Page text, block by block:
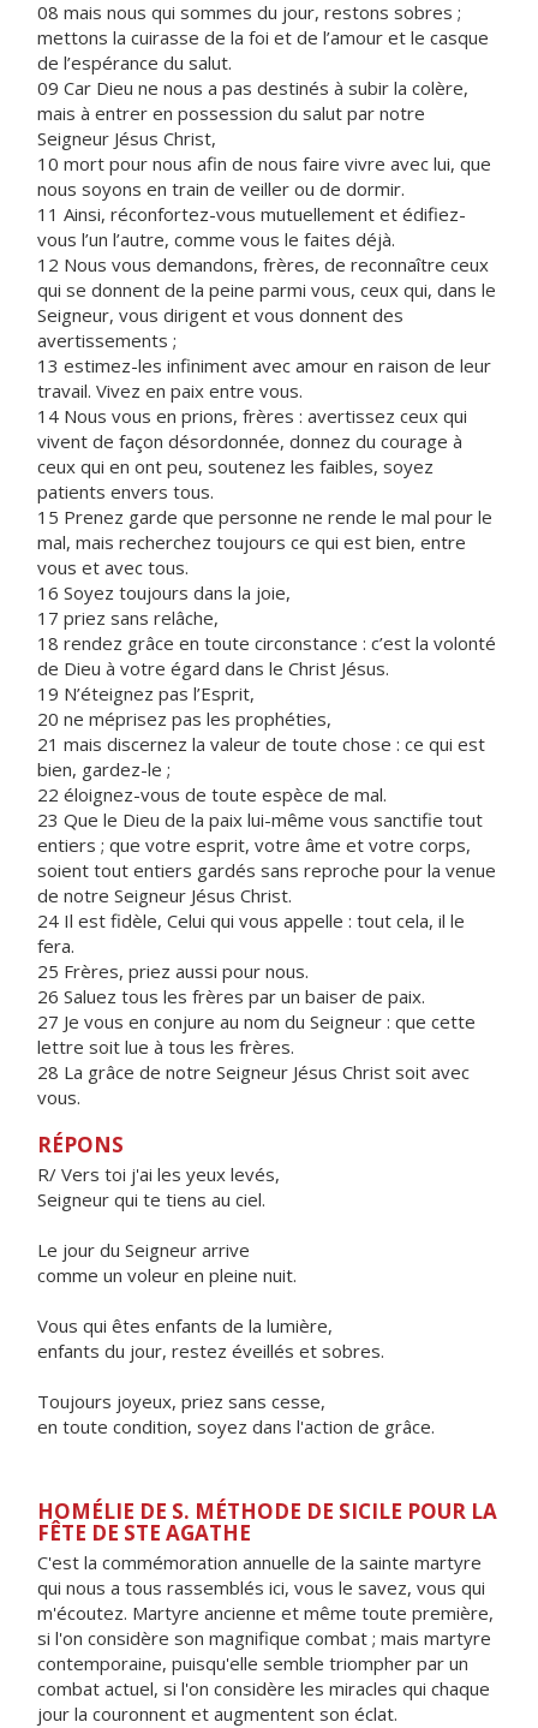
08 mais nous qui sommes du jour, restons sobres ;
mettons la cuirasse de la foi et de l’amour et le casque
de l’espérance du salut.
09 Car Dieu ne nous a pas destinés à subir la colère,
mais à entrer en possession du salut par notre
Seigneur Jésus Christ,
10 mort pour nous afin de nous faire vivre avec lui, que
nous soyons en train de veiller ou de dormir.
11 Ainsi, réconfortez-vous mutuellement et édifiez-
vous l’un l’autre, comme vous le faites déjà.
12 Nous vous demandons, frères, de reconnaître ceux
qui se donnent de la peine parmi vous, ceux qui, dans le
Seigneur, vous dirigent et vous donnent des
avertissements ;
13 estimez-les infiniment avec amour en raison de leur
travail. Vivez en paix entre vous.
14 Nous vous en prions, frères : avertissez ceux qui
vivent de façon désordonnée, donnez du courage à
ceux qui en ont peu, soutenez les faibles, soyez
patients envers tous.
15 Prenez garde que personne ne rende le mal pour le
mal, mais recherchez toujours ce qui est bien, entre
vous et avec tous.
16 Soyez toujours dans la joie,
17 priez sans relâche,
18 rendez grâce en toute circonstance : c’est la volonté
de Dieu à votre égard dans le Christ Jésus.
19 N’éteignez pas l’Esprit,
20 ne méprisez pas les prophéties,
21 mais discernez la valeur de toute chose : ce qui est
bien, gardez-le ;
22 éloignez-vous de toute espèce de mal.
23 Que le Dieu de la paix lui-même vous sanctifie tout
entiers ; que votre esprit, votre âme et votre corps,
soient tout entiers gardés sans reproche pour la venue
de notre Seigneur Jésus Christ.
24 Il est fidèle, Celui qui vous appelle : tout cela, il le
fera.
25 Frères, priez aussi pour nous.
26 Saluez tous les frères par un baiser de paix.
27 Je vous en conjure au nom du Seigneur : que cette
lettre soit lue à tous les frères.
28 La grâce de notre Seigneur Jésus Christ soit avec
vous.
RÉPONS
R/ Vers toi j'ai les yeux levés,
Seigneur qui te tiens au ciel.
Le jour du Seigneur arrive
comme un voleur en pleine nuit.
Vous qui êtes enfants de la lumière,
enfants du jour, restez éveillés et sobres.
Toujours joyeux, priez sans cesse,
en toute condition, soyez dans l'action de grâce.
HOMÉLIE DE S. MÉTHODE DE SICILE POUR LA
FÊTE DE STE AGATHE
C'est la commémoration annuelle de la sainte martyre
qui nous a tous rassemblés ici, vous le savez, vous qui
m'écoutez. Martyre ancienne et même toute première,
si l'on considère son magnifique combat ; mais martyre
contemporaine, puisqu'elle semble triompher par un
combat actuel, si l'on considère les miracles qui chaque
jour la couronnent et augmentent son éclat.